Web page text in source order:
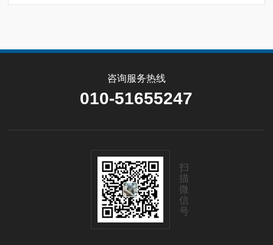
咨询服务热线
010-51655247
扫
描
微
信
号